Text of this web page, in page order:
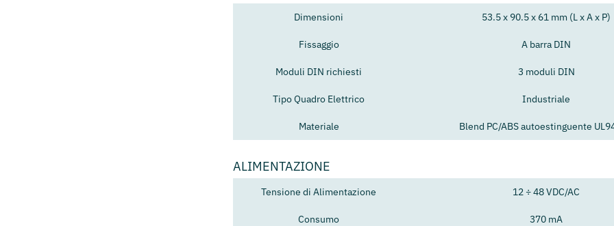
Dimensioni 53.5 x 90.5 x 61 mm (L x A x P)
Fissaggio A barra DIN
Moduli DIN richiesti 3 moduli DIN
Tipo Quadro Elettrico Industriale
Materiale Blend PC/ABS autoestinguente
ALIMENTAZIONE
Tensione di Alimentazione 12 ÷ 48 VDC/AC
Consumo 370 mA